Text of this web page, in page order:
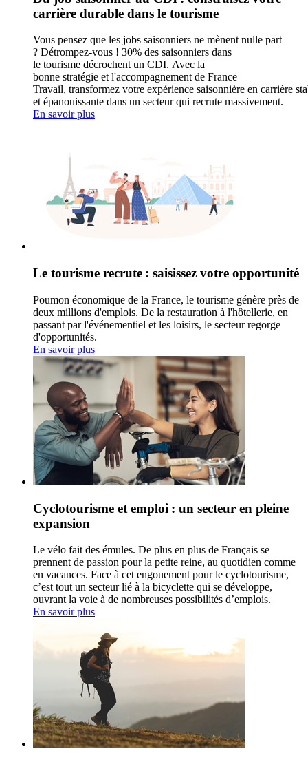
carrière durable dans le tourisme
Vous pensez que les jobs saisonniers ne mènent nulle part
? Détrompez-vous ! 30% des saisonniers dans
le tourisme décrochent un CDI. Avec la
bonne stratégie et l'accompagnement de France
Travail, transformez votre expérience saisonnière en carrière
et épanouissante dans un secteur qui recrute massivement.
En savoir plus
Le tourisme recrute : saisissez votre opportunité
Poumon économique de la France, le tourisme génère près de
deux millions d'emplois. De la restauration à l'hôtellerie, en
passant par l'événementiel et les loisirs, le secteur regorge
d'opportunités.
En savoir plus
Cyclotourisme et emploi : un secteur en pleine
expansion
Le vélo fait des émules. De plus en plus de Français se
prennent de passion pour la petite reine, au quotidien comme
en vacances. Face à cet engouement pour le cyclotourisme,
c’est tout un secteur lié à la bicyclette qui se développe,
ouvrant la voie à de nombreuses possibilités d’emplois.
En savoir plus